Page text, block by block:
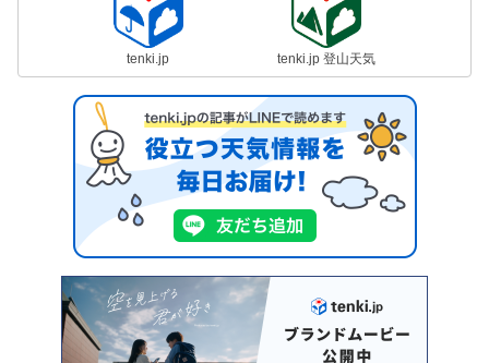
tenki.jp tenki.jp 登山天気